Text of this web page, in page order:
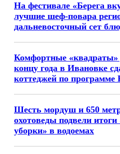
На фестивале «Берега
лучшие шеф-повара
дальневосточный сет
Комфортные «квадраты»
концу года в Ивановке
коттеджей по
Шесть мордуш и 650
охотоведы подвели итоги
уборки» в водоемах